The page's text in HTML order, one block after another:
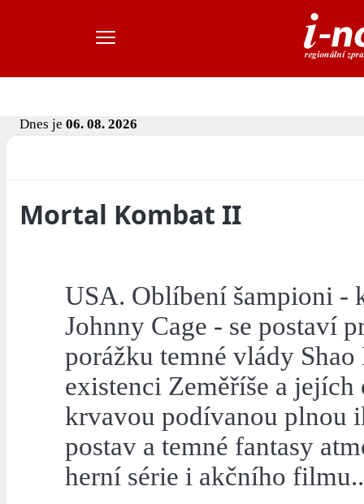
Dnes je 06. 08. 2026
Mortal Kombat II
USA. Oblíbení šampioni -
Johnny Cage - se postaví
porážku temné vlády
existenci Zeměříše a
krvavou podívanou plnou
postav a temné fantasy
herní série i akčního